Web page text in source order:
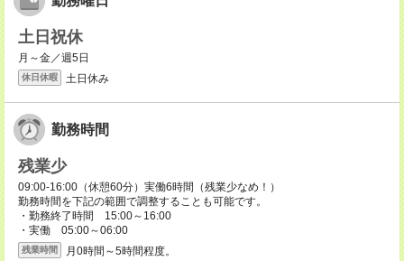
土日祝休
月～金／週5日
休日休暇 土日休み
勤務時間
残業少
09:00-16:00（休憩60分）実働6時間（残業少なめ！）
勤務時間を下記の範囲で調整することも可能です。
・勤務終了時間 15:00～16:00
・実働 05:00～06:00
残業時間
月0時間～5時間程度。